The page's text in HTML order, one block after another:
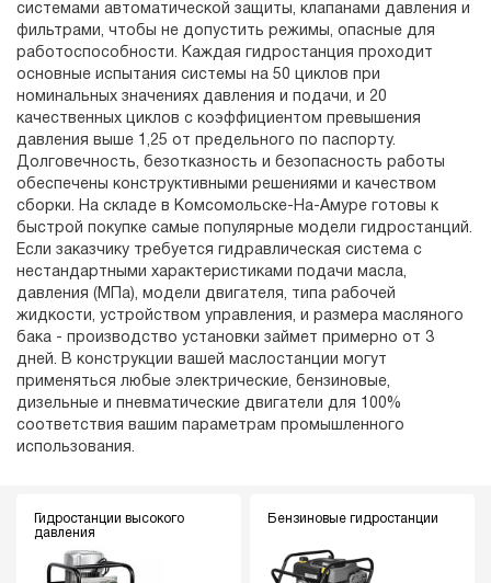
системами автоматической защиты, клапанами давления и
фильтрами, чтобы не допустить режимы, опасные для
работоспособности. Каждая гидростанция проходит
основные испытания системы на 50 циклов при
номинальных значениях давления и подачи, и 20
качественных циклов с коэффициентом превышения
давления выше 1,25 от предельного по паспорту.
Долговечность, безотказность и безопасность работы
обеспечены конструктивными решениями и качеством
сборки. На складе в Комсомольске-На-Амуре готовы к
быстрой покупке самые популярные модели гидростанций.
Если заказчику требуется гидравлическая система с
нестандартными характеристиками подачи масла,
давления (МПа), модели двигателя, типа рабочей
жидкости, устройством управления, и размера масляного
бака - производство установки займет примерно от 3
дней. В конструкции вашей маслостанции могут
применяться любые электрические, бензиновые,
дизельные и пневматические двигатели для 100%
соответствия вашим параметрам промышленного
использования.
Гидростанции высокого
давления
Бензиновые гидростанции